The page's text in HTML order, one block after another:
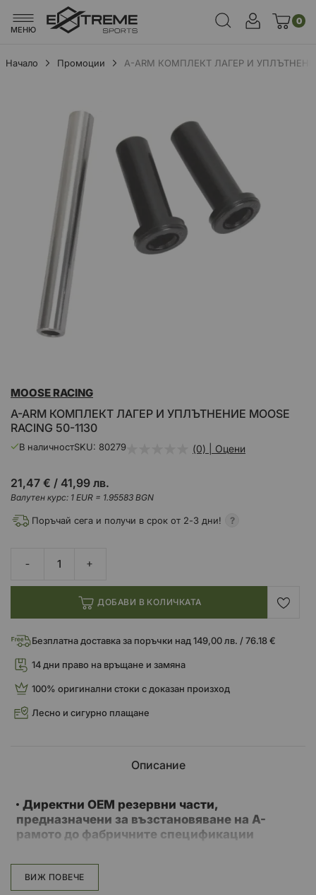
МЕНЮ
0
Начало Промоции
A-ARM КОМПЛЕКТ ЛАГЕР И УПЛЪТНЕНИЕ
към
на
галерия
със
A-ARM КОМПЛЕКТ ЛАГЕР И УПЛЪТНЕНИЕ MOOSE
RACING 50-1130
MOOSE RACING
В наличностSKU 80279 (0) | Оцени
21,47 € / 41,99 лв.
Валутен курс: 1 EUR = 1.95583 BGN
Поръчай сега и получи в срок от 2-3 дни!
ДОБАВИ В КОЛИЧКАТА
Безплатна доставка за поръчки над 149,00 лв. / 76.18 €
14 дни право на връщане и замяна
100% оригинални стоки с доказан произход
Лесно и сигурно плащане
Описание
Директни OEM резервни части,
предназначени за възстановяване на A-
рамото до фабричните спецификации
произведен от 52100 термично обработена
лагерна стомана за подобрена
ВИЖ ПОВЕЧЕ